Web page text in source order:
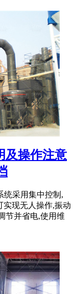
及操作注意
统采用集中控制,
实现无人操作,振动
节并省电,使用维